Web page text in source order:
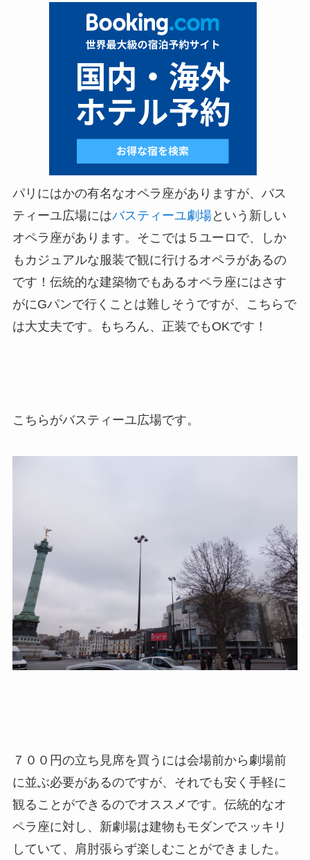
パリにはかの有名なオペラ座がありますが、バス
ティーユ広場にはバスティーユ劇場という新しい
オペラ座があります。そこでは５ユーロで、しか
もカジュアルな服装で観に行けるオペラがあるの
です！伝統的な建築物でもあるオペラ座にはさす
がにGパンで行くことは難しそうですが、こちらで
は大丈夫です。もちろん、正装でもOKです！
こちらがバスティーユ広場です。
７００円の立ち見席を買うには会場前から劇場前
に並ぶ必要があるのですが、それでも安く手軽に
観ることができるのでオススメです。伝統的なオ
ペラ座に対し、新劇場は建物もモダンでスッキリ
していて、肩肘張らず楽しむことができました。